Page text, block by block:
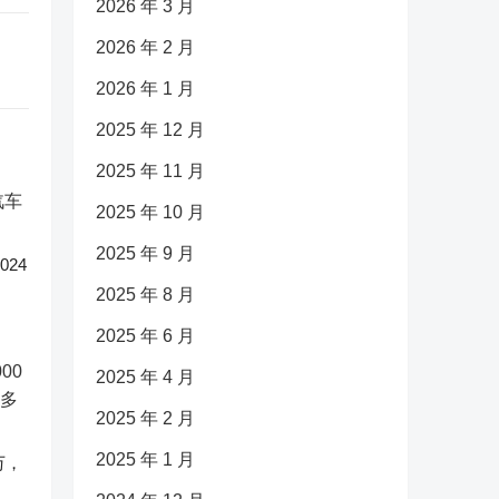
2026 年 3 月
2026 年 2 月
2026 年 1 月
2025 年 12 月
2025 年 11 月
2025 年 10 月
2025 年 9 月
2025 年 8 月
2025 年 6 月
2025 年 4 月
2025 年 2 月
2025 年 1 月